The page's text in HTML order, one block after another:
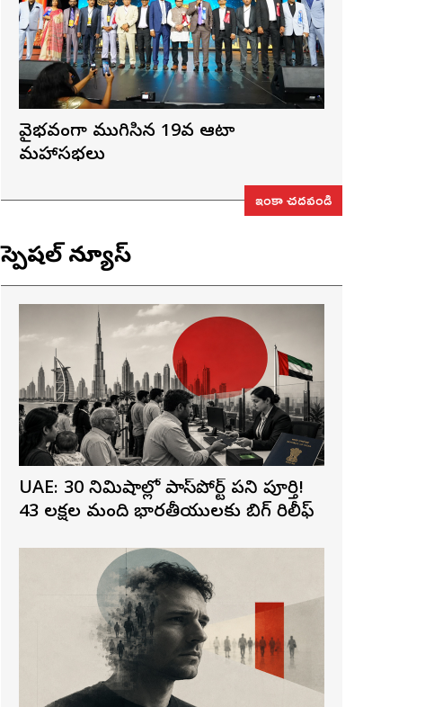
వైభవంగా ముగిసిన 19వ ఆటా
మహాసభలు
ఇంకా చదవండి
స్పెషల్ న్యూస్
UAE: 30 నిమిషాల్లో పాస్‌పోర్ట్ పని పూర్తి!
43 లక్షల మంది భారతీయులకు బిగ్ రిలీఫ్